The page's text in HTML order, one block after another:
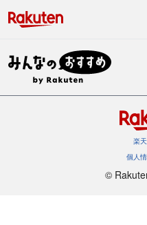
楽
個人
©︎